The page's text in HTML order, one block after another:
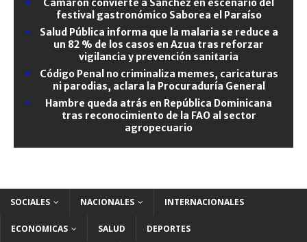
Camarón convierte a Sánchez en escenario del
festival gastronómico Saborea el Paraíso
Salud Pública informa que la malaria se reduce a
un 82 % de los casos en Azua tras reforzar
vigilancia y prevención sanitaria
Código Penal no criminaliza memes, caricaturas
ni parodias, aclara la Procuraduría General
Hambre queda atrás en República Dominicana
tras reconocimiento de la FAO al sector
agropecuario
SOCIALES NACIONALES INTERNACIONALES
ECONOMICAS SALUD DEPORTES